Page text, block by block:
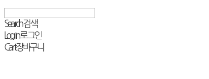
Search검색
Log In로그인
Cart장바구니